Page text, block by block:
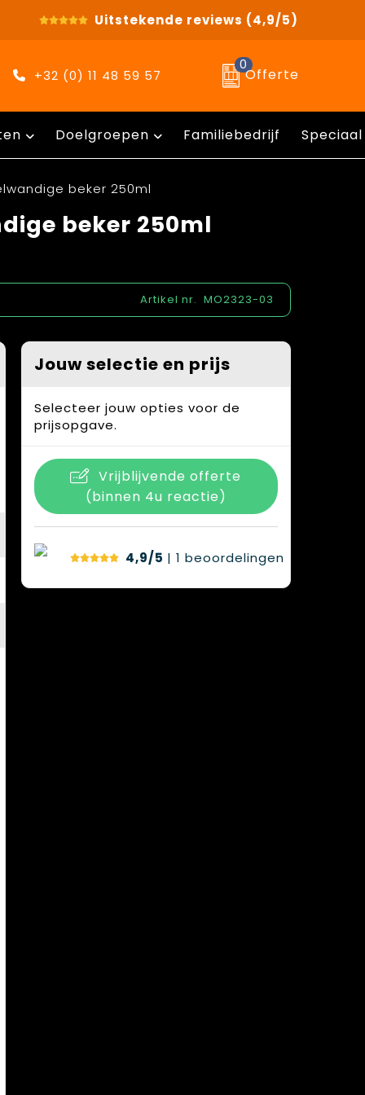
Uitstekende reviews (4,9/5)
+32 (0) 11 48 59 57
0
Offerte
Doelgroepen Familiebedrijf
beker 250ml
beker 250ml
Artikel nr. MO2323-03
Jouw selectie en prijs
Selecteer jouw opties voor de
prijsopgave.
Vrijblijvende offerte
(binnen 4u reactie)
4,9/5 | 1 beoordelingen